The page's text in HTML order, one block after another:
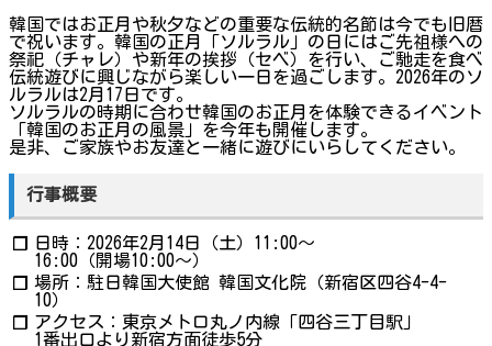
韓国ではお正月や秋夕などの重要な伝統的名節は今でも旧暦
で祝います。韓国の正月「ソルラル」の日にはご先祖様への
祭祀（チャレ）や新年の挨拶（セベ）を行い、ご馳走を食べ
伝統遊びに興じながら楽しい一日を過ごします。2026年のソ
ルラルは2月17日です。
ソルラルの時期に合わせ韓国のお正月を体験できるイベント
「韓国のお正月の風景」を今年も開催します。
是非、ご家族やお友達と一緒に遊びにいらしてください。
行事概要
❐
日時：2026年2月14日（土）11:00〜
16:00（開場10:00〜）
❐ 場所：駐日韓国大使館 韓国文化院（新宿区四谷4-4-
10）
❐ アクセス：東京メトロ丸ノ内線「四谷三丁目駅」
1番出口より新宿方面徒歩5分